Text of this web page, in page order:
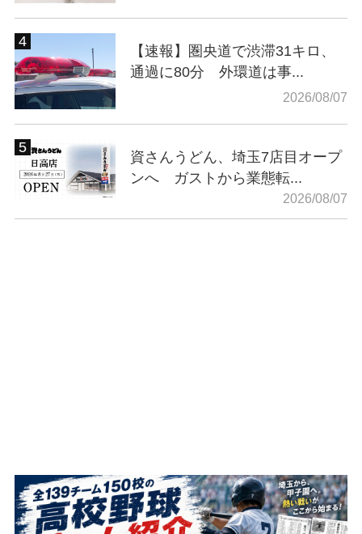
【速報】圏央道で渋滞31キロ、
通過に80分 外環道は事...
2026/08/07
資さんうどん、埼玉7店目オープ
ンへ ガストから業態転...
2026/08/07